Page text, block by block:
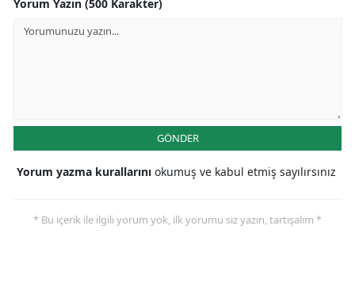
Yorum Yazın (500 Karakter)
GÖNDER
Yorum yazma kurallarını okumuş ve kabul etmiş sayılırsınız
* Bu içerik ile ilgili yorum yok, ilk yorumu siz yazın, tartışalım *